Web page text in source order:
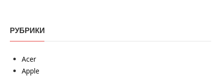
РУБРИКИ
Acer
Apple